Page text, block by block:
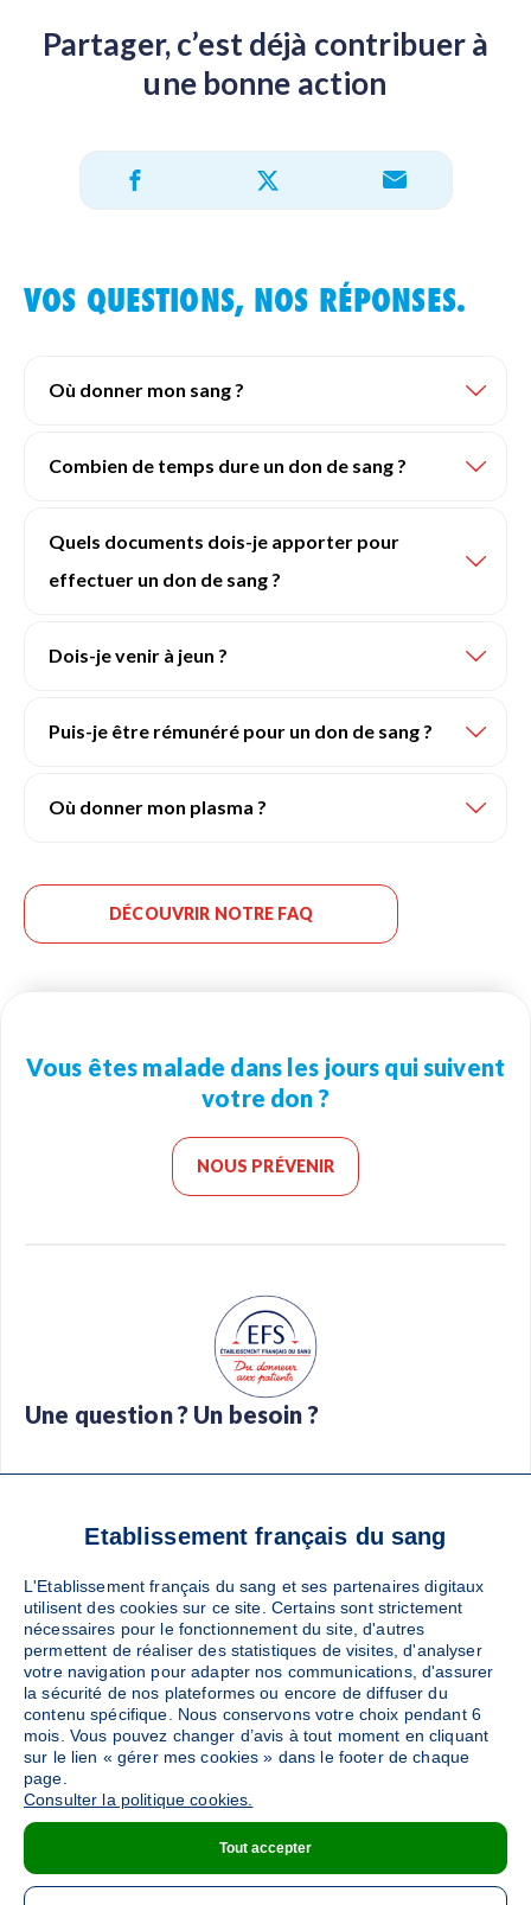
Partager, c’est déjà contribuer à
une bonne action
Partager sur FacebookPartager sur X Partager par e-mail
VOS QUESTIONS, NOS RÉPONSES.
Où donner mon sang ?
Combien de temps dure un don de sang ?
Quels documents dois-je apporter pour
effectuer un don de sang ?
Dois-je venir à jeun ?
Puis-je être rémunéré pour un don de sang ?
Où donner mon plasma ?
DÉCOUVRIR NOTRE FAQ
Vous êtes malade dans les jours qui suivent
votre don ?
NOUS PRÉVENIR
Une question ? Un besoin ?
Téléchargez l’app Don de sang
Suivez-nous :
de
Etablissement français du sang
L'Etablissement français du sang et ses partenaires digitaux
utilisent des cookies sur ce site. Certains sont strictement
nécessaires pour le fonctionnement du site, d'autres
permettent de réaliser des statistiques de visites, d'analyser
votre navigation pour adapter nos communications, d'assurer
la sécurité de nos plateformes ou encore de diffuser du
contenu spécifique. Nous conservons votre choix pendant 6
mois. Vous pouvez changer d’avis à tout moment en cliquant
sur le lien « gérer mes cookies » dans le footer de chaque
page.
Consulter la politique cookies.
Tout accepter